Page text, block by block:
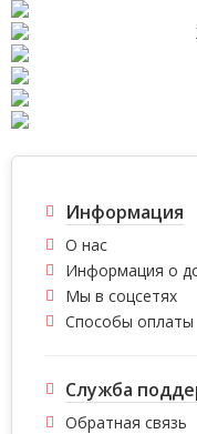
Информация
О нас
Информация о
Мы в соцсетях
Способы оплаты
Служба
Обратная связь